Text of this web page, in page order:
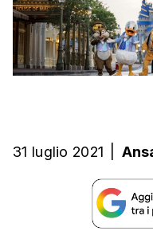
31 luglio 2021